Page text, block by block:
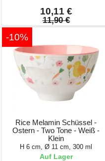
10,11 €
11,90 €
-10%
Rice Melamin Schüssel -
Ostern - Two Tone - Weiß -
Klein
H 6 cm, Ø 11 cm, 300 ml
Auf Lager